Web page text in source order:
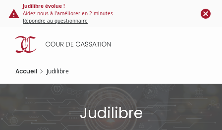
Panneau de gestion des cookies
contenu
principal
Judilibre évolue !
Aidez-nous à l'améliorer en 2 minutes
Répondre au questionnaire
Accueil Judilibre
Judilibre